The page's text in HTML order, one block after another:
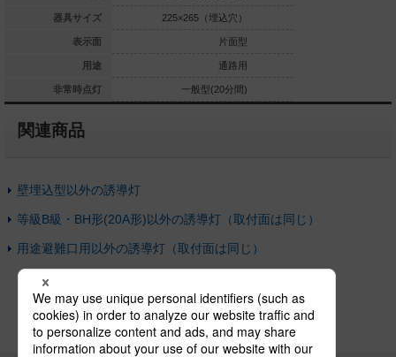
器具サイズ
表示面
用途
非常時点灯
（埋込穴）
格型(60分間)
225×265（埋込穴）
片面型
通路用
一般型(20分間)
関連商品
壁埋込型以外の誘導灯
等級B級・BH形(20A形)以外の誘導灯（取付面は同じ）
用途避難口用以外の誘導灯（取付面は同じ）